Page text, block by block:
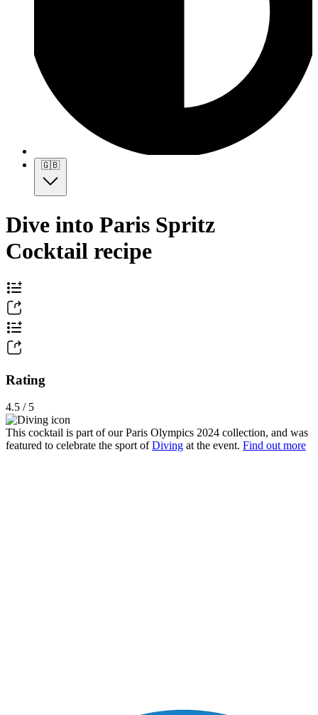
🇬🇧
Dive into Paris Spritz
Cocktail recipe
Rating
4.5 / 5
This cocktail is part of our Paris Olympics 2024 collection, and was
featured to celebrate the sport ofDiving at the event. Find out more